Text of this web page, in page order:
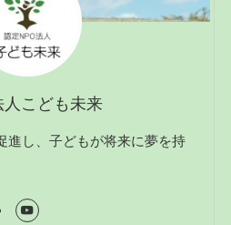
人こども未来
進し、子どもが将来に夢を持